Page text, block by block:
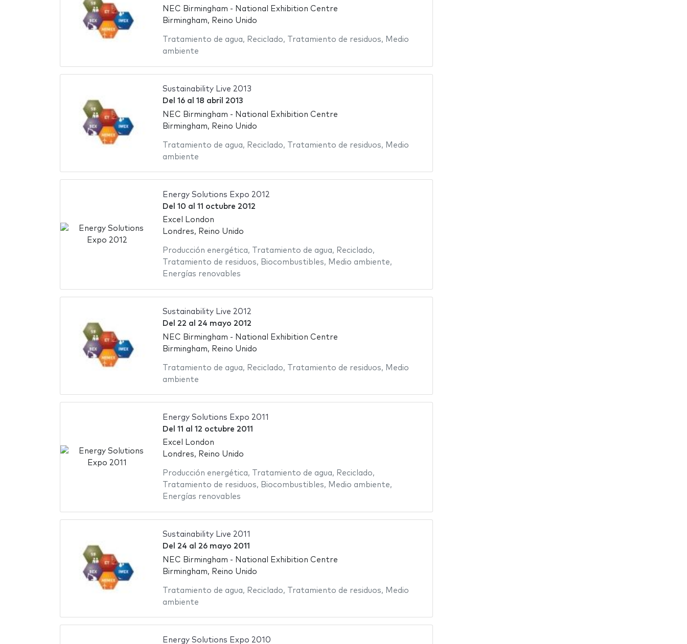
NEC Birmingham - National Exhibition Centre
Birmingham, Reino Unido
Tratamiento de agua, Reciclado, Tratamiento de residuos, Medio
ambiente
Sustainability Live 2013
Del 16al 18 abril 2013
NEC Birmingham - National Exhibition Centre
Birmingham, Reino Unido
Tratamiento de agua, Reciclado, Tratamiento de residuos, Medio
ambiente
Energy Solutions Expo 2012
Del 10 al 11 octubre 2012
Excel London
Londres, Reino Unido
Producción energética, Tratamiento de agua, Reciclado,
Tratamiento de residuos, Biocombustibles, Medio ambiente,
Energías renovables
Sustainability Live 2012
Del 22 al 24 mayo 2012
NEC Birmingham - National Exhibition Centre
Birmingham, Reino Unido
Tratamiento de agua, Reciclado, Tratamiento de residuos, Medio
ambiente
Energy Solutions Expo 2011
Del 11 al 12 octubre 2011
Excel London
Londres, Reino Unido
Producción energética, Tratamiento de agua, Reciclado,
Tratamiento de residuos, Biocombustibles, Medio ambiente,
Energías renovables
Sustainability Live 2011
Del 24 al 26 mayo 2011
NEC Birmingham - National Exhibition Centre
Birmingham, Reino Unido
Tratamiento de agua, Reciclado, Tratamiento de residuos, Medio
ambiente
Energy Solutions Expo 2010